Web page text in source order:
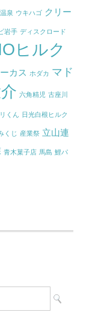
泉 ウキハゴ クリー
岩手 ディスクロード
ヒルク
カス ホダカ マド
六角精児 古座川
くん 日光白根ヒルク
くじ 産業祭 立山連
青木菓子店 馬島 鯉パ